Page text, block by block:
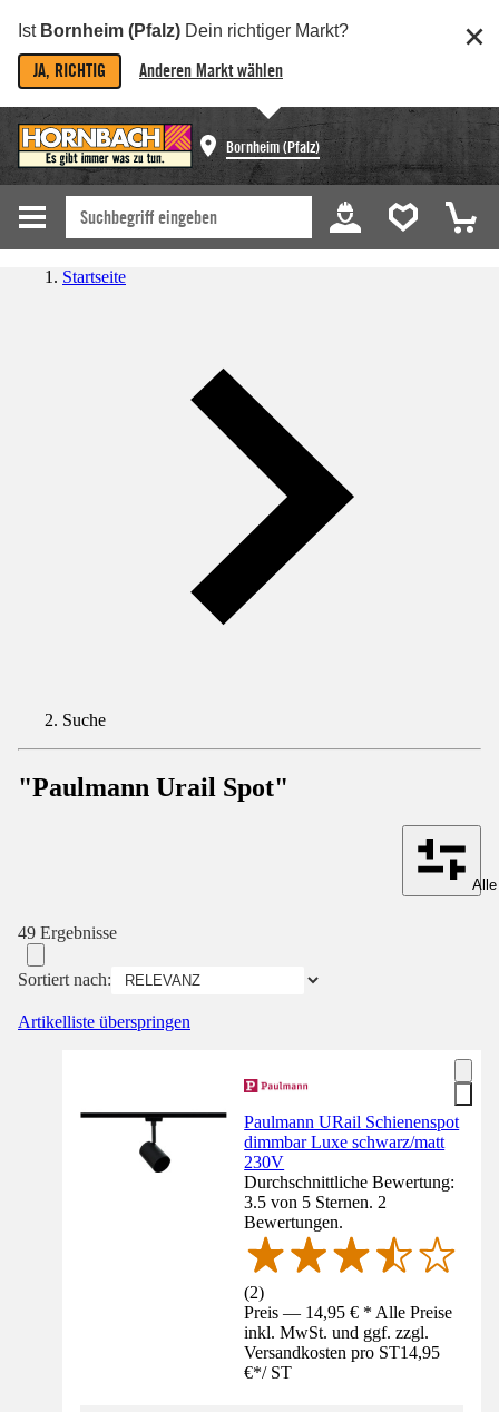
Ist Bornheim (Pfalz) Dein richtiger Markt?
JA, RICHTIG Anderen Markt wählen
Bornheim (Pfalz)
Startseite
Suche
"Paulmann Urail Spot"
49 Ergebnisse
Sortiert nach:
Artikelliste überspringen
Paulmann URail Schienenspot
dimmbar Luxe schwarz/matt
230V
Durchschnittliche Bewertung:
3.5 von 5 Sternen. 2
Bewertungen.
(2)
Preis — 14,95 € * Alle Preise
inkl. MwSt. und ggf. zzgl.
Versandkosten pro ST14,95
€*/ ST